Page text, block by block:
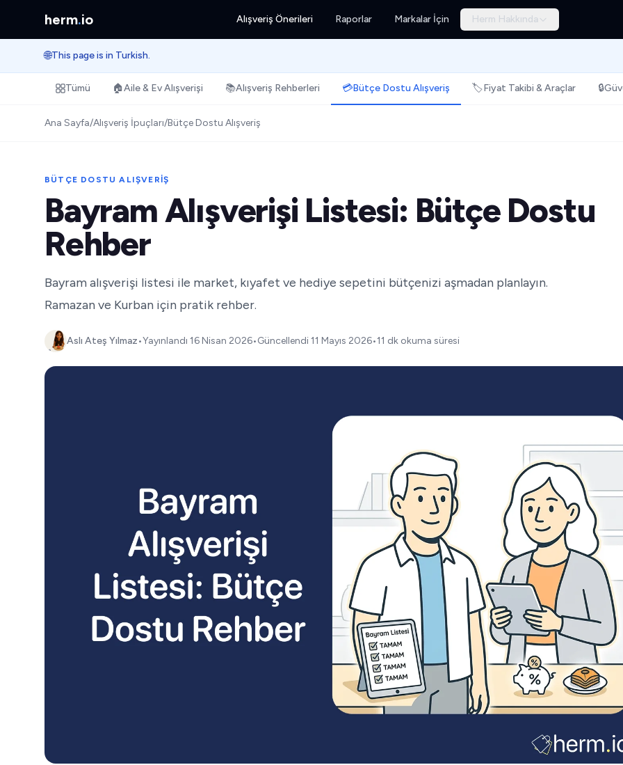
herm.io Alışveriş Önerileri Raporlar Markalar İçin Herm Hakkında
🌐This page is in Turkish.
Tümü 🏠Aile & Ev Alışverişi 📚Alışveriş Rehberleri 💳Bütçe Dostu Alışveriş 🏷️Fiyat Takibi & Araçlar 🔒
Ana Sayfa/Alışveriş İpuçları/Bütçe Dostu Alışveriş
BÜTÇE DOSTU ALIŞVERIŞ
Bayram Alışverişi Listesi: Bütçe Dostu
Rehber
Bayram alışverişi listesi ile market, kıyafet ve hediye sepetini bütçenizi aşmadan planlayın.
Ramazan ve Kurban için pratik rehber.
Aslı Ateş Yılmaz•Yayınlandı 16 Nisan 2026•Güncellendi11 Mayıs 2026•11 dk okuma süresi